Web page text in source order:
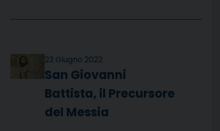
23 Giugno 2022
San Giovanni
Battista, il Precursore
del Messia